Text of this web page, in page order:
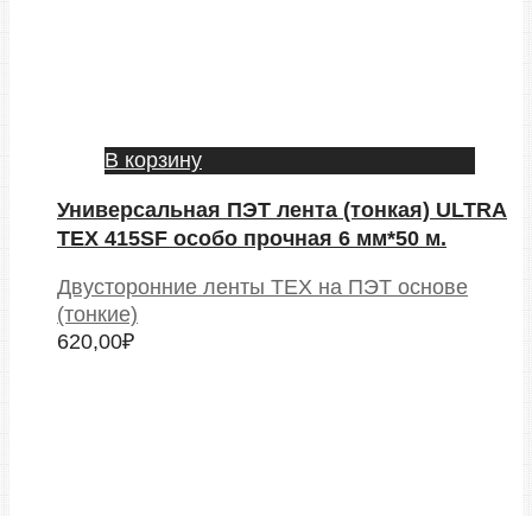
В корзину
Универсальная ПЭТ лента (тонкая) ULTRA
TEX 415SF особо прочная 6 мм*50 м.
Двусторонние ленты TEX на ПЭТ основе
(тонкие)
620,00₽